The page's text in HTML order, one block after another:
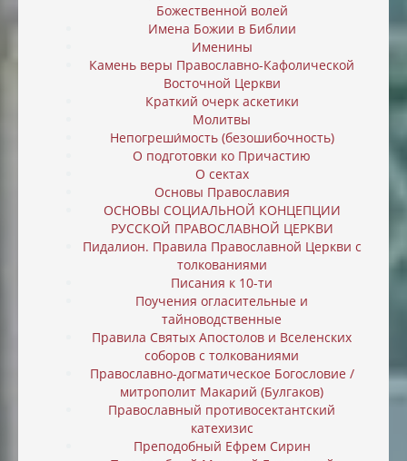
Божественной волей
Имена Божии в Библии
Именины
Камень веры Православно-Кафолической
Восточной Церкви
Краткий очерк аскетики
Молитвы
Непогреши́мость (безошибочность)
О подготовки ко Причастию
О сектах
Основы Православия
ОСНОВЫ СОЦИАЛЬНОЙ КОНЦЕПЦИИ
РУССКОЙ ПРАВОСЛАВНОЙ ЦЕРКВИ
Пидалион. Правила Православной Церкви с
толкованиями
Писания к 10-ти
Поучения огласительные и
тайноводственные
Правила Святых Апостолов и Вселенских
соборов с толкованиями
Православно-догматическое Богословие /
митрополит Макарий (Булгаков)
Православный противосектантский
катехизис
Преподобный Ефрем Сирин